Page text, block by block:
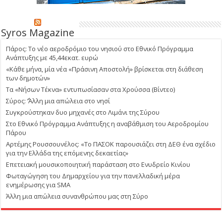
Syros Magazine
Πάρος: Το νέο αεροδρόμιο του νησιού στο Εθνικό Πρόγραμμα
Ανάπτυξης με 45,44εκατ. ευρώ
«Κάθε μήνα, μία νέα «Πράσινη Αποστολή» βρίσκεται στη διάθεση
των δημοτών»
Τα «Νήσων Τέκνα» εντυπωσίασαν στα Χρούσσα (Βίντεο)
Σύρος: ΄’Άλλη μια απώλεια στο νησί
Συγκρούστηκαν δυο μηχανές στο Λιμάνι της Σύρου
Στο Εθνικό Πρόγραμμα Ανάπτυξης η αναβάθμιση του Αεροδρομίου
Πάρου
Αρτέμης Ρουσσουνέλος: «Το ΠΑΣΟΚ παρουσιάζει στη ΔΕΘ ένα σχέδιο
για την Ελλάδα της επόμενης δεκαετίας»
Επετειακή μουσικοποιητική παράσταση στο Ενυδρείο Κινίου
Φωταγώγηση του Δημαρχείου για την πανελλαδική μέρα
ενημέρωσης για SMA
Άλλη μια απώλεια συνανθρώπου μας στη Σύρο